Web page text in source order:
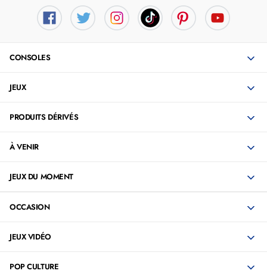
CONSOLES
JEUX
PRODUITS DÉRIVÉS
À VENIR
JEUX DU MOMENT
OCCASION
JEUX VIDÉO
POP CULTURE